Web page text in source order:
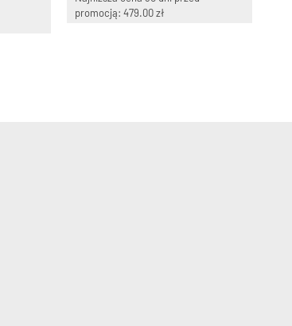
promocją: 479.00 zł